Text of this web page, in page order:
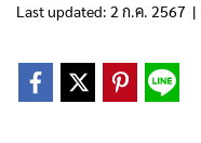
Last updated: 2 ก.ค. 2567 |